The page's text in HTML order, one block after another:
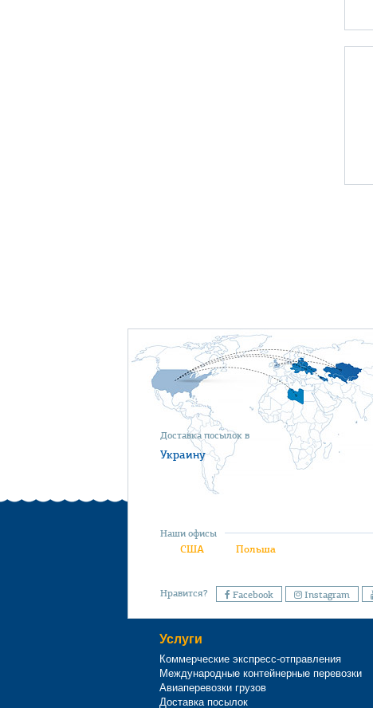
Доставка посылок в
Украину
Наши офисы
США Польша
Нравится? Facebook Instagram
Услуги
Коммерческие экспресс-отправления
Международные контейнерные перевозки
Авиаперевозки грузов
Доставка посылок